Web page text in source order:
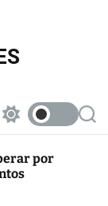
S
e
por